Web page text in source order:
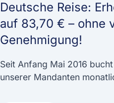
Deutsche Reise:
auf 83,70 € – ohne
Genehmigung!
Seit Anfang Mai 2016
unserer Mandanten